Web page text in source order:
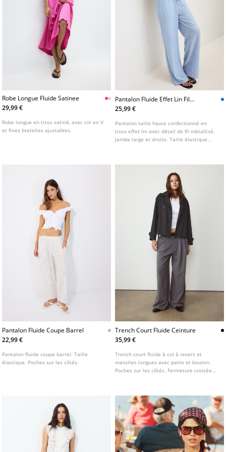
Robe Longue Fluide Satinee
29,99 €
Robe longue en tissu satiné, avec col en V
et fines bretelles ajustables.
Pantalon Fluide Effet Lin Fil
Metallise
25,99 €
Pantalon taille haute confectionné en
tissu effet lin avec détail de fil métallisé.
Jambe large et droite. Taille élastique
coloris.
Pantalon Fluide Coupe Barrel
22,99 €
Pantalon fluide coupe barrel. Taille
élastique. Poches sur les côtés.
Trench Court Fluide Ceinture
35,99 €
Trench court fluide à col à revers et
manches longues avec patte et bouton.
Poches sur les côtés. Fermeture croisée